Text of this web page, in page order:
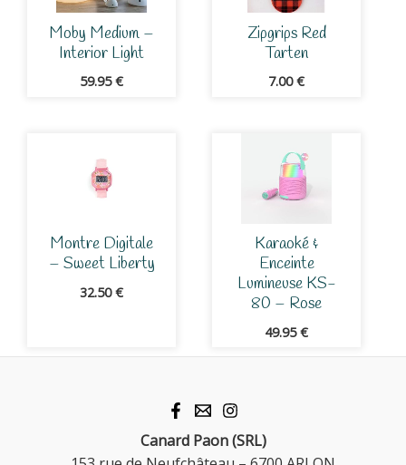
Moby Medium –
Interior Light
59.95€
Zipgrips Red
Tarten
7.00€
Montre Digitale
– Sweet Liberty
32.50€
Karaoké &
Enceinte
Lumineuse KS-
80 – Rose
49.95€
Canard Paon (SRL)